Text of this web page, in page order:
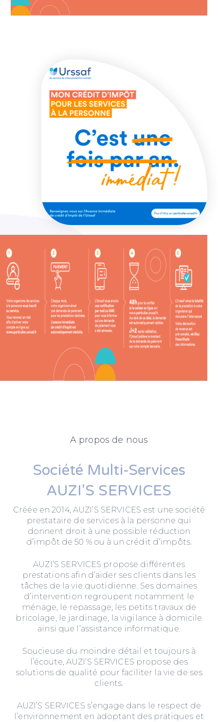
A propos de nous
Société Multi-Services
AUZI'S SERVICES
Créée en 2014, AUZI’S SERVICES est une société
prestataire de services à la personne qui
donnent droit à une possible réduction
d’impôt de 50 % ou à un crédit d’impôts.
AUZI’S SERVICES propose différentes
prestations afin d’aider ses clients dans les
tâches de la vie quotidienne. Ses domaines
d’intervention regroupent notamment le
ménage, le repassage, les petits travaux de
bricolage, le jardinage, la vigilance à domicile
ainsi que l’assistance informatique.
Soucieuse du moindre détail et toujours à
l’écoute, AUZI’S SERVICES propose des
solutions de qualité pour faciliter la vie de ses
clients.
AUZI’S SERVICES s’engage dans le respect de
l’environnement en adoptant des pratiques et